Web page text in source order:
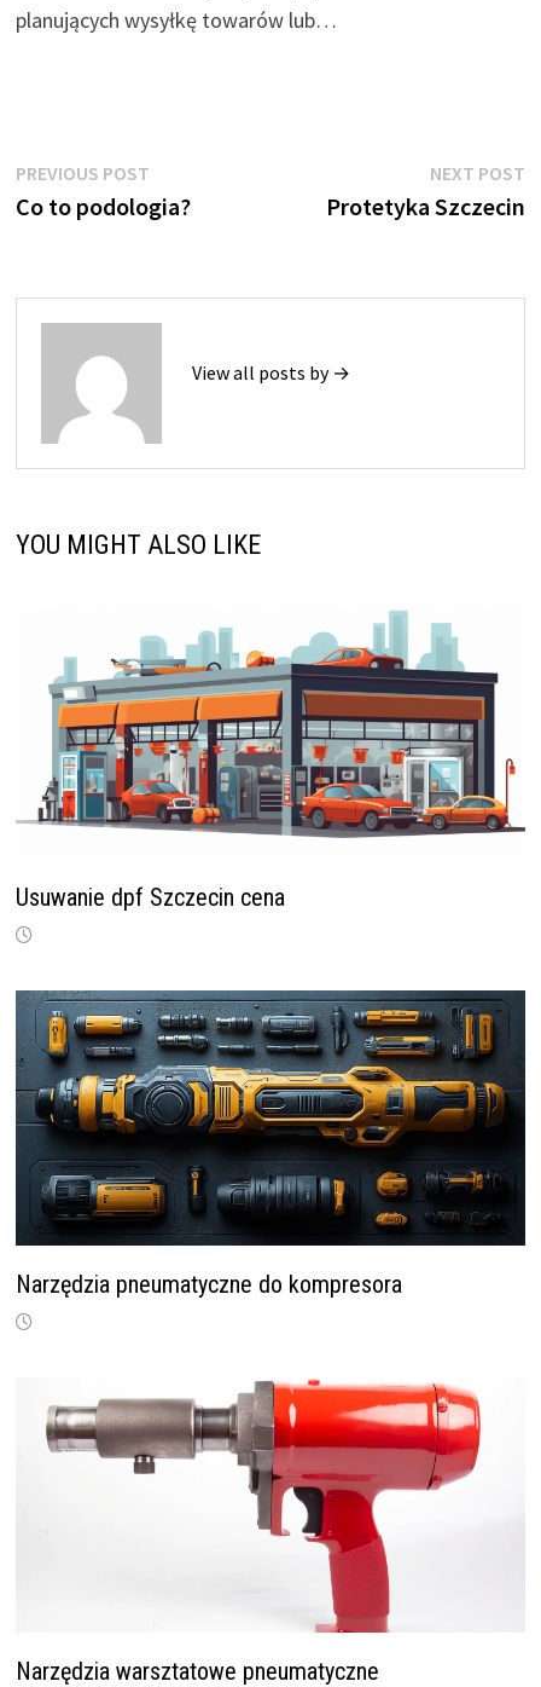
planujących wysyłkę towarów lub…
Nawigacja
wpisu
PREVIOUS POSTPrevious
post:
Co to podologia?
NEXT POST
Protetyka Szczecin
View all posts by →
YOU MIGHT ALSO LIKE
Usuwanie dpf Szczecin cena
Narzędzia pneumatyczne do kompresora
Narzędzia warsztatowe pneumatyczne